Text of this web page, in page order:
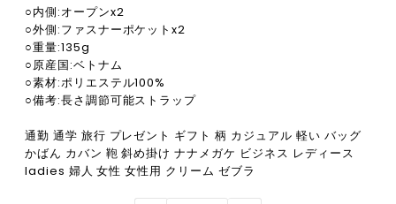
○内側:オープンx2
○外側:ファスナーポケットx2
○重量:135g
○原産国:ベトナム
○素材:ポリエステル100%
○備考:長さ調節可能ストラップ
通勤 通学 旅行 プレゼント ギフト 柄 カジュアル 軽い バッグ
かばん カバン 鞄 斜め掛け ナナメガケ ビジネス レディース
ladies 婦人 女性 女性用 クリーム ゼブラ